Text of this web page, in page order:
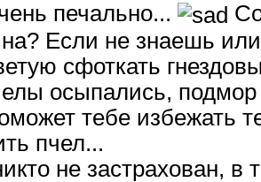
печально...
Если не знаешь
сфоткать
осыпались,
тебе избежать
пчел...
не застрахован,